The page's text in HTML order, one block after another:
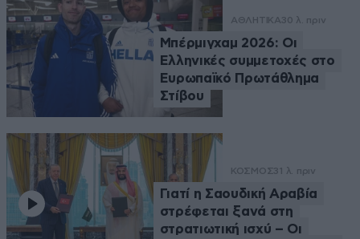
ΑΘΛΗΤΙΚΑ30 λ. πριν
Μπέρμιγχαμ 2026: Οι
Ελληνικές συμμετοχές στο
Ευρωπαϊκό Πρωτάθλημα
Στίβου
ΚΟΣΜΟΣ31 λ. πριν
Γιατί η Σαουδική Αραβία
στρέφεται ξανά στη
στρατιωτική ισχύ – Οι